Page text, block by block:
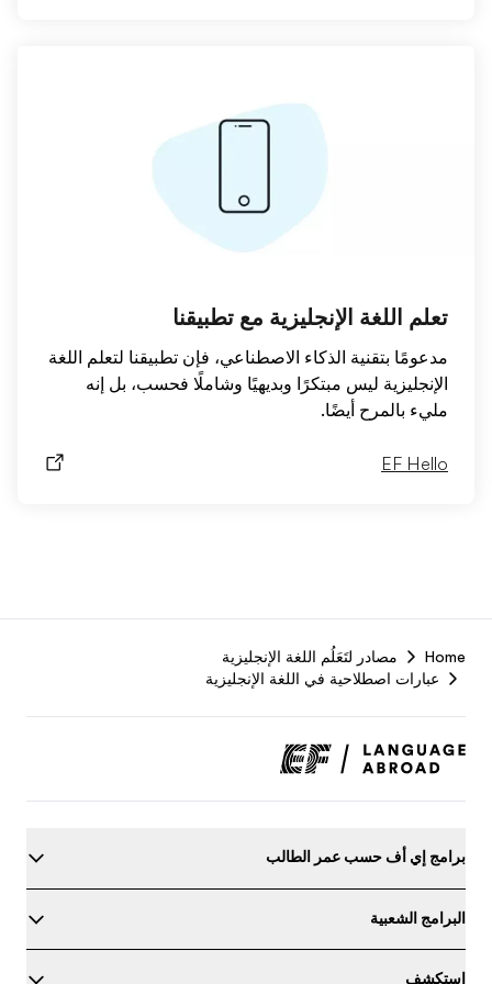
حدد مستواك في اللغة الإنجليزية
تعلم اللغة الإنجليزية مع تطبيقنا
مدعومًا بتقنية الذكاء الاصطناعي، فإن تطبيقنا لتعلم اللغة
الإنجليزية ليس مبتكرًا وبديهيًا وشاملًا فحسب، بل إنه
مليء بالمرح أيضًا.
EF Hello
Home
مصادر لتَعَلُم اللغة الإنجليزية
عبارات اصطلاحية في اللغة الإنجليزية
برامج إي أف حسب عمر الطالب
البرامج الشعبية
استكشف